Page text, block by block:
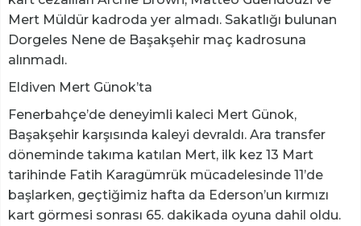
Mert Müldür kadroda yer almadı. Sakatlığı bulunan
Dorgeles Nene de Başakşehir maç kadrosuna
alınmadı.
Eldiven Mert Günok’ta
Fenerbahçe’de deneyimli kaleci Mert Günok,
Başakşehir karşısında kaleyi devraldı. Ara transfer
döneminde takıma katılan Mert, ilk kez 13 Mart
tarihinde Fatih Karagümrük mücadelesinde 11’de
başlarken, geçtiğimiz hafta da Ederson’un kırmızı
kart görmesi sonrası 65. dakikada oyuna dahil oldu.